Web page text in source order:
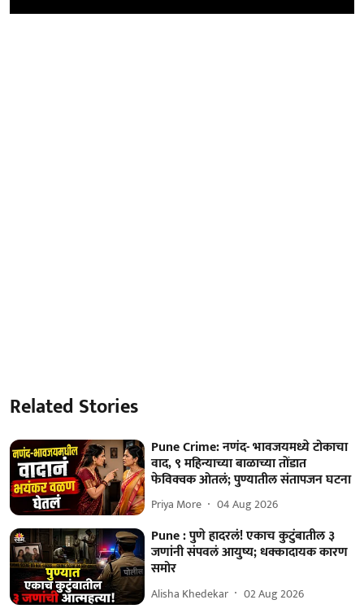
Related Stories
Pune Crime: नणंद- भावजयमध्ये टोकाचा
वाद, ९ महिन्याच्या बाळाच्या तोंडात
फेविक्वक ओतलं; पुण्यातील संतापजन घटना
Priya More 04 Aug 2026
Pune : पुणे हादरलं! एकाच कुटुंबातील ३
जणांनी संपवलं आयुष्य; धक्कादायक कारण
समोर
Alisha Khedekar 02 Aug 2026